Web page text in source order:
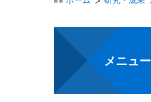
メニュー